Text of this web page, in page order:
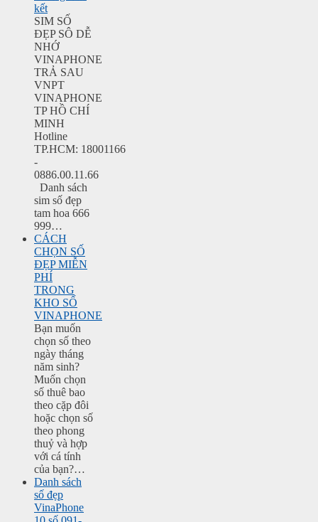
kết
SIM SỐ
ĐẸP SÔ DỄ
NHỚ
VINAPHONE
TRẢ SAU
VNPT
VINAPHONE
TP HỒ CHÍ
MINH
Hotline
TP.HCM: 18001166
-
0886.00.11.66
Danh sách
sim số đẹp
tam hoa 666
999…
CÁCH
CHỌN SỐ
ĐẸP MIỄN
PHÍ
TRONG
KHO SỐ
VINAPHONE
Bạn muốn
chọn số theo
ngày tháng
năm sinh?
Muốn chọn
số thuê bao
theo cặp đôi
hoặc chọn số
theo phong
thuỷ và hợp
với cá tính
của bạn?…
Danh sách
số đẹp
VinaPhone